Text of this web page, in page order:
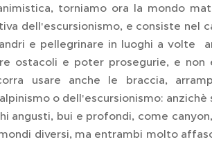
torniamo ora la mondo
dell'escursionismo, e consiste nel
e pellegrinare in luoghi a volte
ostacoli e poter prosegurie, e
usare anche le braccia,
o dell'escursionismo:
angusti, bui e profondi, come
diversi, ma entrambi molto